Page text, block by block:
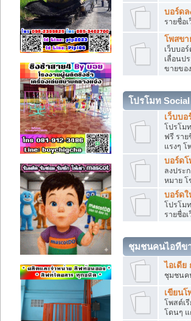
บอร์ดล
รายชื่อ
โพสขา
เว็บบอ
เลื่อนป
ขายขอ
โปรโมท
เว็บบอ
โปรโม
ฟรี ราย
แรงๆ
บอร์ดโ
ลงประ
หมาย
บอร์ด
โปรโม
รายชื่อเ
ชุมชนคนไอทีข
ไอเดีย
ชุมชนค
เขียนโ
โพสต์เ
โดนๆ แ